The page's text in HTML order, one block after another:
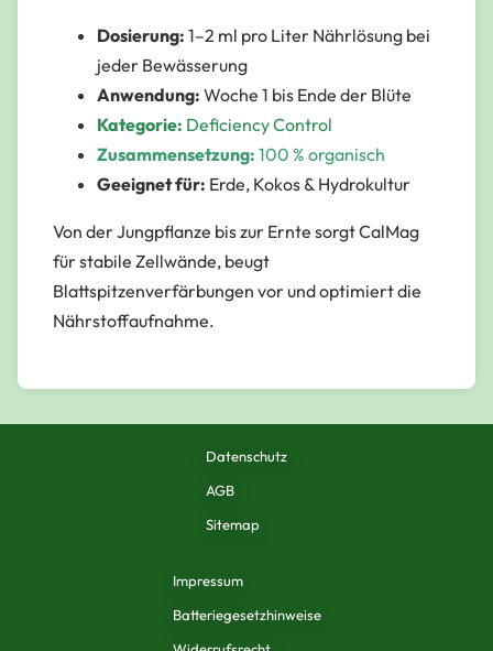
Dosierung: 1–2 ml pro Liter Nährlösung bei
jeder Bewässerung
Anwendung: Woche 1 bis Ende der Blüte
Kategorie: Deficiency Control
Zusammensetzung: 100 % organisch
Geeignet für: Erde, Kokos & Hydrokultur
Von der Jungpflanze bis zur Ernte sorgt CalMag
für stabile Zellwände, beugt
Blattspitzenverfärbungen vor und optimiert die
Nährstoffaufnahme.
Datenschutz
AGB
Sitemap
Impressum
Batteriegesetzhinweise